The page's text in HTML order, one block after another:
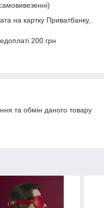
на картку Приватбанку,.
200 грн
та обмін даного товару